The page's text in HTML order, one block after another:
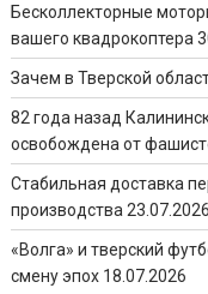
Бесколлекторные
вашего квадрокоптера
Зачем в Тверской
82 года назад
освобождена от
Стабильная доставка
производства 23.07.2026
«Волга» и тверский
смену эпох 18.07.2026